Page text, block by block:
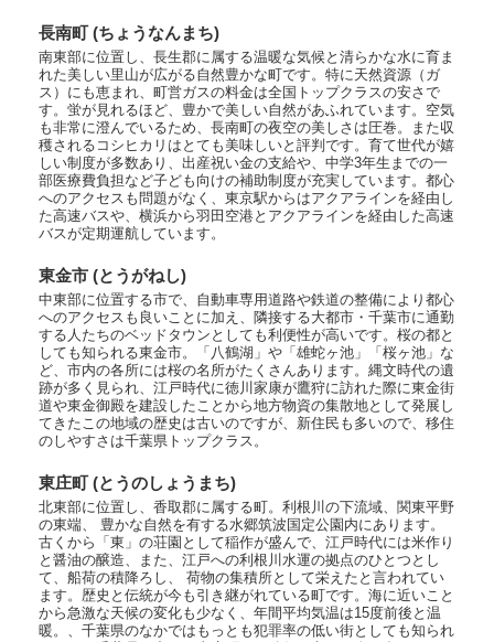
長南町 (ちょうなんまち)
南東部に位置し、長生郡に属する温暖な気候と清らかな水に育ま
れた美しい里山が広がる自然豊かな町です。特に天然資源（ガ
ス）にも恵まれ、町営ガスの料金は全国トップクラスの安さで
す。蛍が見れるほど、豊かで美しい自然があふれています。空気
も非常に澄んでいるため、長南町の夜空の美しさは圧巻。また収
穫されるコシヒカリはとても美味しいと評判です。育て世代が嬉
しい制度が多数あり、出産祝い金の支給や、中学3年生までの一
部医療費負担など子ども向けの補助制度が充実しています。都心
へのアクセスも問題がなく、東京駅からはアクアラインを経由し
た高速バスや、横浜から羽田空港とアクアラインを経由した高速
バスが定期運航しています。
東金市 (とうがねし)
中東部に位置する市で、自動車専用道路や鉄道の整備により都心
へのアクセスも良いことに加え、隣接する大都市・千葉市に通勤
する人たちのベッドタウンとしても利便性が高いです。桜の都と
しても知られる東金市。「八鶴湖」や「雄蛇ヶ池」「桜ヶ池」な
ど、市内の各所には桜の名所がたくさんあります。縄文時代の遺
跡が多く見られ、江戸時代に徳川家康が鷹狩に訪れた際に東金街
道や東金御殿を建設したことから地方物資の集散地として発展し
てきたこの地域の歴史は古いのですが、新住民も多いので、移住
のしやすさは千葉県トップクラス。
東庄町 (とうのしょうまち)
北東部に位置し、香取郡に属する町。利根川の下流域、関東平野
の東端、 豊かな自然を有する水郷筑波国定公園内にあります。
古くから「東」の荘園として稲作が盛んで、江戸時代には米作り
と醤油の醸造、また、江戸への利根川水運の拠点のひとつとし
て、船荷の積降ろし、 荷物の集積所として栄えたと言われてい
ます。歴史と伝統が今も引き継がれている町です。海に近いこと
から急激な天候の変化も少なく、年間平均気温は15度前後と温
暖。、千葉県のなかではもっとも犯罪率の低い街としても知られ